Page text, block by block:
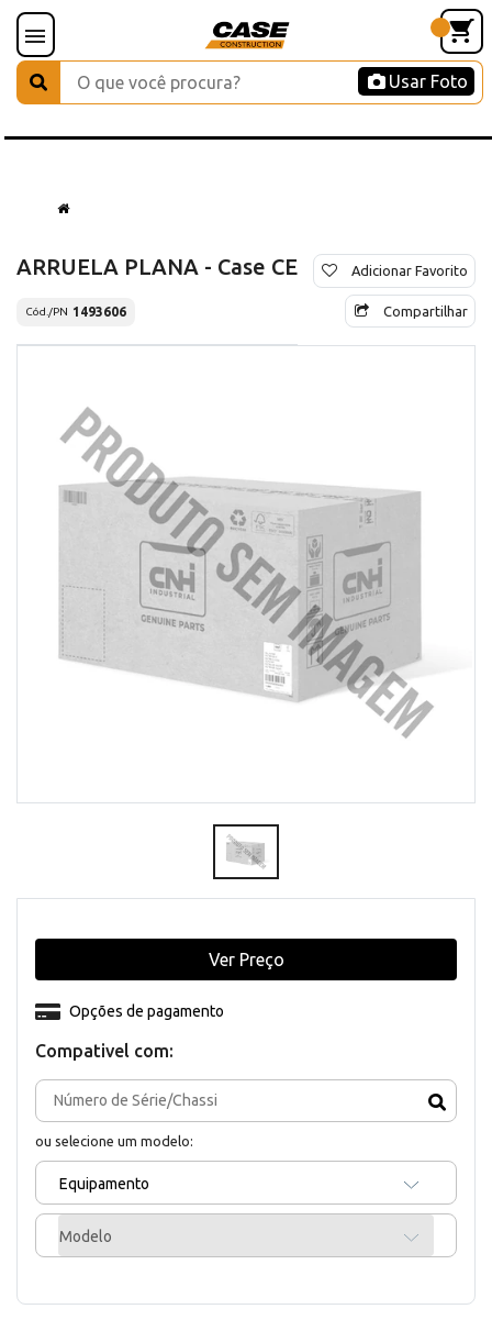
Usar Foto
ARRUELA PLANA - Case CE
Cód./PN 1493606
Adicionar Favorito
Compartilhar
Compativel com:
ou selecione um modelo:
Equipamento
Modelo
Opções de pagamento
Ver Preço